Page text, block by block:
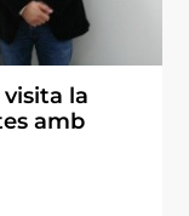
la
amb